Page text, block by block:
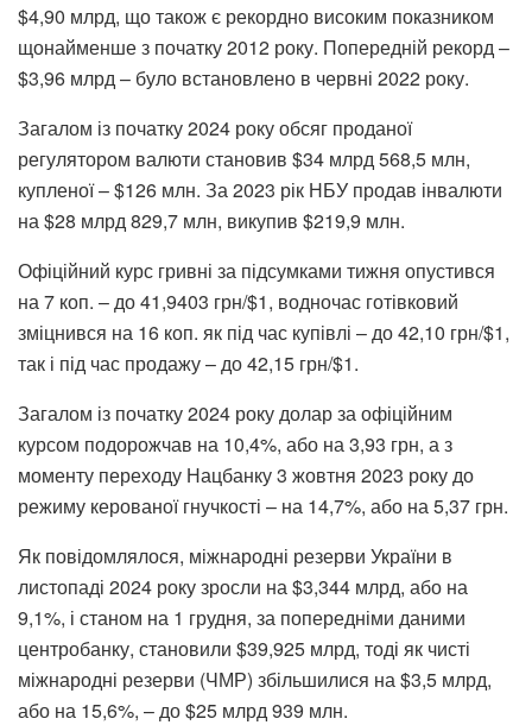
$4,90 млрд, що також є рекордно високим показником
щонайменше з початку 2012 року. Попередній рекорд –
$3,96 млрд – було встановлено в червні 2022 року.
Загалом із початку 2024 року обсяг проданої
регулятором валюти становив $34 млрд 568,5 млн,
купленої – $126 млн. За 2023 рік НБУ продав інвалюти
на $28 млрд 829,7 млн, викупив $219,9 млн.
Офіційний курс гривні за підсумками тижня опустився
на 7 коп. – до 41,9403 грн/$1, водночас готівковий
зміцнився на 16 коп. як під час купівлі – до 42,10 грн/$1,
так і під час продажу – до 42,15 грн/$1.
Загалом із початку 2024 року долар за офіційним
курсом подорожчав на 10,4%, або на 3,93 грн, а з
моменту переходу Нацбанку 3 жовтня 2023 року до
режиму керованої гнучкості – на 14,7%, або на 5,37 грн.
Як повідомлялося, міжнародні резерви України в
листопаді 2024 року зросли на $3,344 млрд, або на
9,1%, і станом на 1 грудня, за попередніми даними
центробанку, становили $39,925 млрд, тоді як чисті
міжнародні резерви (ЧМР) збільшилися на $3,5 млрд,
або на 15,6%, – до $25 млрд 939 млн.